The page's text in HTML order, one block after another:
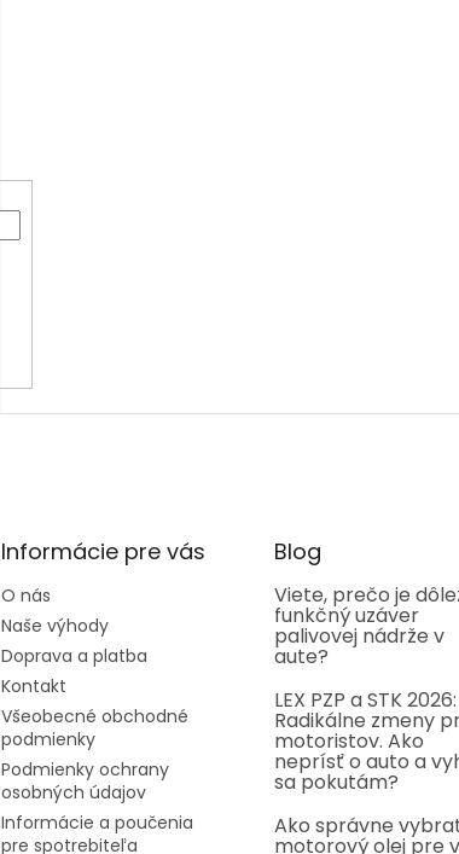
Informácie pre vás
O nás
Naše výhody
Doprava a platba
Kontakt
Všeobecné obchodné
podmienky
Podmienky ochrany
osobných údajov
Informácie a poučenia
pre spotrebiteľa
Blog
Viete, prečo je
funkčný uzáver
palivovej nádrže v
aute?
LEX PZP a STK 2026:
Radikálne zmeny
motoristov. Ako
neprísť o auto a
sa pokutám?
Ako správne
motorový olej pre